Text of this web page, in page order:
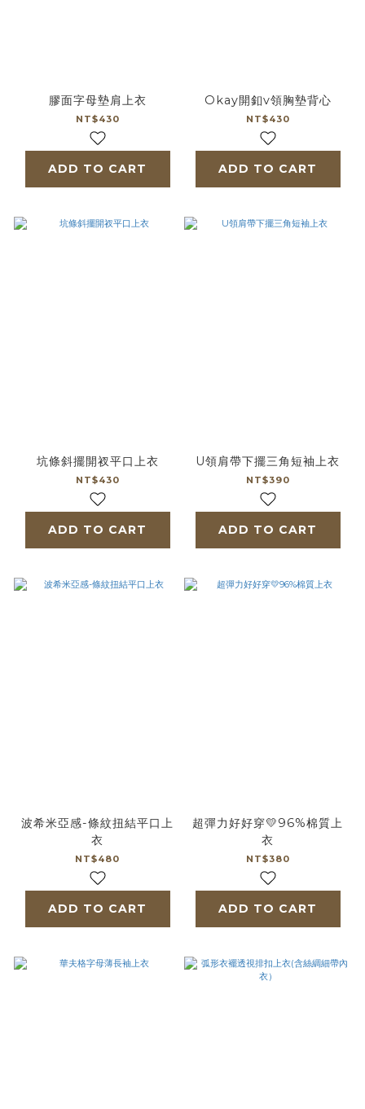
膠面字母墊肩上衣
NT$430
ADD TO CART
Okay開釦v領胸墊背心
NT$430
ADD TO CART
坑條斜擺開衩平口上衣
NT$430
ADD TO CART
U領肩帶下擺三角短袖上衣
NT$390
ADD TO CART
波希米亞感-條紋扭結平口上
衣
NT$480
ADD TO CART
超彈力好好穿💛96%棉質上
衣
NT$380
ADD TO CART